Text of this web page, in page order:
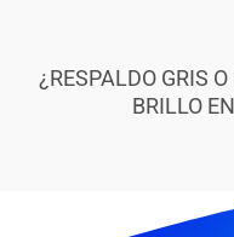
¿RESPALDO GRIS
BRILLO